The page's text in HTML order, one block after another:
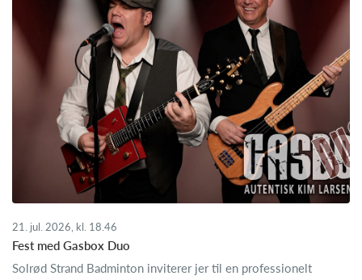
21. jul. 2026, kl. 18.46
Fest med Gasbox Duo
Solrød Strand Badminton inviterer jer til en professionelt